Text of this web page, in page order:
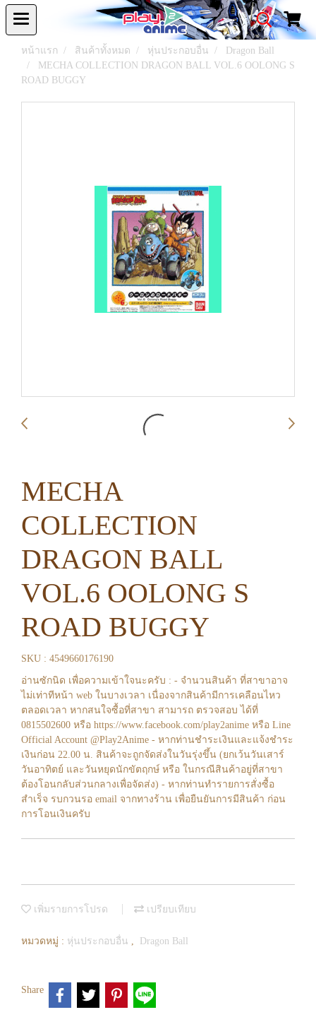
หน้าแรก สินค้าทั้งหมด หุ่นประกอบอื่น
Dragon Ball
MECHA COLLECTION DRAGON BALL VOL.6 OOLONG S
ROAD BUGGY
MECHA
COLLECTION
DRAGON BALL
VOL.6 OOLONG S
ROAD BUGGY
SKU : 4549660176190
อ่านซักนิด เพื่อความเข้าใจนะครับ : - จำนวนสินค้า ที่สาขาอาจ
ไม่เท่าทีหน้า web ในบางเวลา เนื่องจากสินค้ามีการเคลือนไหว
ตลอดเวลา หากสนใจซื้อที่สาขา สามารถ ตรวจสอบ ได้ที่
0815502600 หรือ https://www.facebook.com/play2anime หรือ Line
Official Account @Play2Anime - หากท่านชำระเงินและแจ้งชำระ
เงินก่อน 22.00 น. สินค้าจะถูกจัดส่งในวันรุ่งขึ้น (ยกเว้นวันเสาร์
วันอาทิตย์ และวันหยุดนักขัตฤกษ์ หรือ ในกรณีสินค้าอยู่ที่สาขา
ต้องโอนกลับส่วนกลางเพื่อจัดส่ง) - หากท่านทำรายการสั่งซื้อ
สำเร็จ รบกวนรอ email จากทางร้าน เพื่อยืนยันการมีสินค้า ก่อน
การโอนเงินครับ
เพิ่มรายการโปรด เปรียบเทียบ
หมวดหมู่ : หุ่นประกอบอื่น , Dragon Ball
Share